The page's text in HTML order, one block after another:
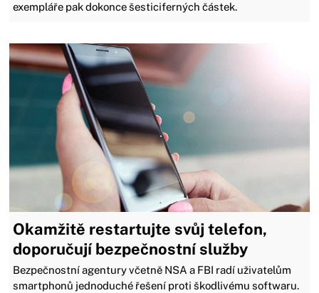
exempláře pak dokonce šesticiferných částek.
Okamžitě restartujte svůj telefon,
doporučují bezpečnostní služby
Bezpečnostní agentury včetně NSA a FBI radí uživatelům
smartphonů jednoduché řešení proti škodlivému softwaru.